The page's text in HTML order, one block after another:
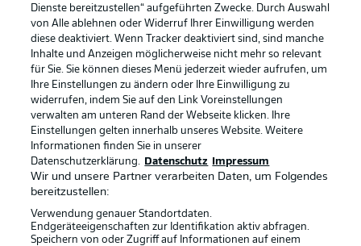
Common Ground
Mitfahrportal
BUNDESLIGA-GRUPPE
Sprachauswahl
Deutsch
BUNDESLIGA APP
Offizielle Partner
Dienste bereitzustellen“ aufgeführten Zwecke. Durch Auswahl
von Alle ablehnen oder Widerruf Ihrer Einwilligung werden
diese deaktiviert. Wenn Tracker deaktiviert sind, sind manche
Inhalte und Anzeigen möglicherweise nicht mehr so relevant
für Sie. Sie können dieses Menü jederzeit wieder aufrufen, um
Ihre Einstellungen zu ändern oder Ihre Einwilligung zu
widerrufen, indem Sie auf den Link Voreinstellungen
verwalten am unteren Rand der Webseite klicken. Ihre
Einstellungen gelten innerhalb unseres Website. Weitere
Informationen finden Sie in unserer
Datenschutzerklärung.
Datenschutz Impressum
Wir und unsere Partner verarbeiten Daten, um Folgendes
bereitzustellen:
Verwendung genauer Standortdaten.
Endgeräteeigenschaften zur Identifikation aktiv abfragen.
Speichern von oder Zugriff auf Informationen auf einem